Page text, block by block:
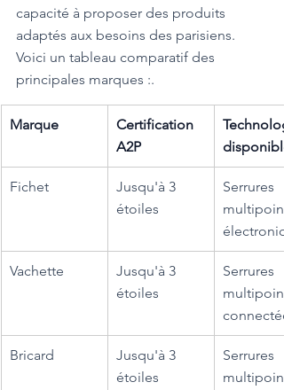
capacité à proposer des produits
adaptés aux besoins des parisiens.
Voici un tableau comparatif des
principales marques :.
Marque
Certification
A2P
Fichet
Jusqu'à 3
étoiles
Serrures
Vachette
Jusqu'à 3
étoiles
Serrures
Bricard
Jusqu'à 3
étoiles
Serrures